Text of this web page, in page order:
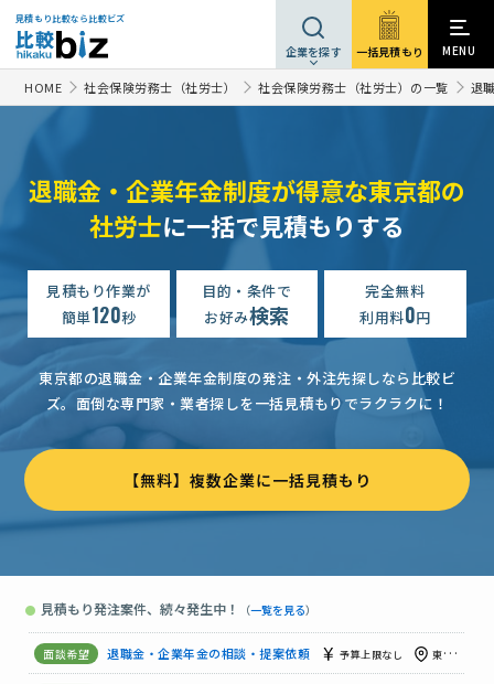
見積もり比較なら比較ビズ
企業を探す 一括見積もり MENU
HOME 社会保険労務士（社労士） 社会保険労務士（社労士）の一覧 退
退職金・企業年金制度が得意な東京都の
社労士に一括で見積もりする
見積もり作業が
簡単120秒
目的・条件で
お好み検索
完全無料
利用料0円
東京都の退職金・企業年金制度の発注・外注先探しなら比較ビ
ズ。 面倒な専門家・業者探しを一括見積もりでラクラクに！
【無料】複数企業に一括見積もり
● 見積もり発注案件、続々発生中！ （一覧を見る）
退職金・企業年金の相談・提案依頼 相談して決めたい
退職金・企業年金の相談・提案依頼 予算上限なし 東京都
退職金・企業年金の相談・提案依頼 予算上限なし 東京都
退職金・企業年金の相談・提案依頼 予算上限なし 東京都
退職金・企業年金の相談・提案依頼 10万円まで
退職金・企業年金の相談・提案依頼 予算上限なし 東京都
退職金・企業年金の相談・提案依頼
退職金・企業年金の相談・提案依頼 相談して決めたい 東京都